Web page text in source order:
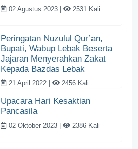
02 Agustus 2023 | 2531 Kali
Peringatan Nuzulul Qur’an,
Bupati, Wabup Lebak Beserta
Jajaran Menyerahkan Zakat
Kepada Bazdas Lebak
21 April 2022 | 2456 Kali
Upacara Hari Kesaktian
Pancasila
02 Oktober 2023 | 2386 Kali